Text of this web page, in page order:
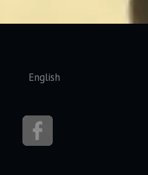
Seleccione su idioma
English